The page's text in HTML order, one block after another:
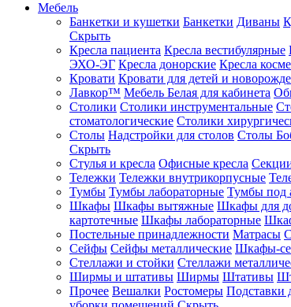
Мебель
Банкетки и кушетки Банкетки Диваны
Скрыть
Кресла пациента Кресла вестибулярные
ЭХО-ЭГ Кресла донорские Кресла
Кровати Кровати для детей и
Лавкор™ Мебель Белая для кабинета
Столики Столики инструментальные
стоматологические Столики
Столы Надстройки для столов Столы
Скрыть
Стулья и кресла Офисные кресла
Тележки Тележки внутрикорпусные
Тумбы Тумбы лабораторные Тумбы под
Шкафы Шкафы вытяжные Шкафы для
картотечные Шкафы лабораторные
Постельные принадлежности Матрасы
Сейфы Сейфы металлические Шкафы-
Стеллажи и стойки Стеллажи
Ширмы и штативы Ширмы Штативы
Прочее Вешалки Ростомеры Подставки